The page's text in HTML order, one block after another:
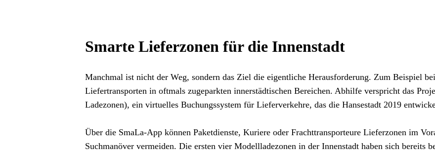
Smarte Lieferzonen für die Innenstadt
Manchmal ist nicht der Weg, sondern das Ziel die eigentliche Herausforderung. Zum Beispiel
Liefertransporten in oftmals zugeparkten innerstädtischen Bereichen. Abhilfe verspricht das
Ladezonen), ein virtuelles Buchungssystem für Lieferverkehre, das die Hansestadt 2019
Über die SmaLa-App können Paketdienste, Kuriere oder Frachttransporteure Lieferzonen im
Suchmanöver vermeiden. Die ersten vier Modellladezonen in der Innenstadt haben sich bereits